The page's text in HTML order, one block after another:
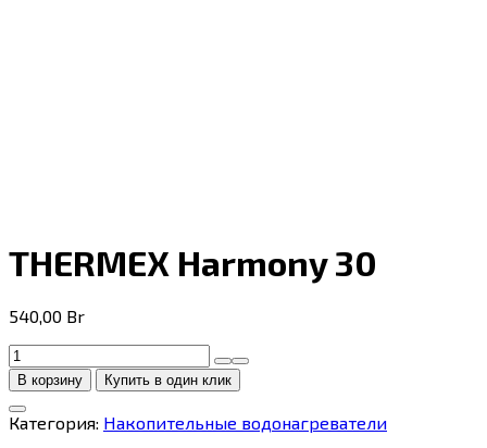
THERMEX Harmony 30
540,00 Br
Количество
товара
THERMEX
Harmony
30
В корзину Купить в один клик
Категория: Накопительные водонагреватели